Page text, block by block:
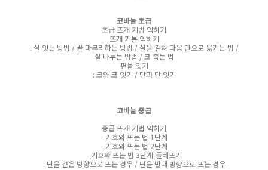
코바늘 초급
초급 뜨개 기법 익히기
뜨개 기본 익히기
: 실 잇는 방법 / 끝 마무리하는 방법 / 실을 걸쳐 다음 단으로 옮기는 법 /
실 나누는 방법 / 코 줍는 법
편물 잇기
: 코와 코 잇기 / 단과 단 잇기
코바늘 중급
중급 뜨개 기법 익히기
- 기호와 뜨는 법 1단계
- 기호와 뜨는 법 2단계
- 기호와 뜨는 법 3단계-둘레뜨기
: 단을 같은 방향으로 뜨는 경우 / 단을 반대 방향으로 뜨는 경우